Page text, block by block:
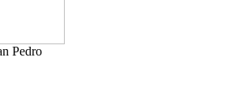
Pedro